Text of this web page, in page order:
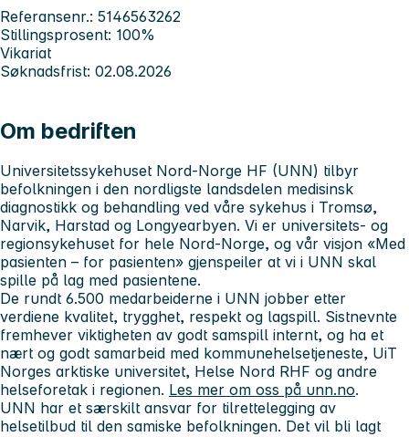
Referansenr.: 5146563262
Stillingsprosent: 100%
Vikariat
Søknadsfrist: 02.08.2026
Om bedriften
Universitetssykehuset Nord-Norge HF (UNN) tilbyr
befolkningen i den nordligste landsdelen medisinsk
diagnostikk og behandling ved våre sykehus i Tromsø,
Narvik, Harstad og Longyearbyen. Vi er universitets- og
regionsykehuset for hele Nord-Norge, og vår visjon «Med
pasienten – for pasienten» gjenspeiler at vi i UNN skal
spille på lag med pasientene.
De rundt 6.500 medarbeiderne i UNN jobber etter
verdiene kvalitet, trygghet, respekt og lagspill. Sistnevnte
fremhever viktigheten av godt samspill internt, og ha et
nært og godt samarbeid med kommunehelsetjeneste, UiT
Norges arktiske universitet, Helse Nord RHF og andre
helseforetak i regionen. Les mer om oss på unn.no.
UNN har et særskilt ansvar for tilrettelegging av
helsetilbud til den samiske befolkningen. Det vil bli lagt